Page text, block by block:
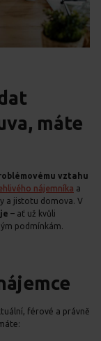
máte
vztahu
nájemníka a
a jistotu domova. V
– ať už kvůli
podmínkám.
férové a právně